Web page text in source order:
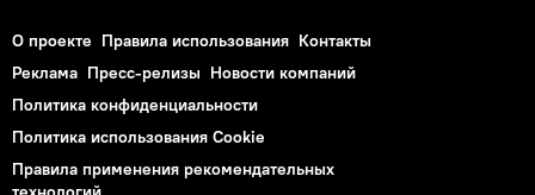
О проекте Правила использования Контакты
Реклама Пресс-релизы Новости компаний
Политика конфиденциальности
Политика использования Cookie
Правила применения рекомендательных